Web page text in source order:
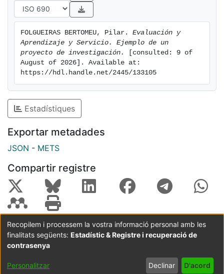
FOLGUEIRAS BERTOMEU, Pilar. Evaluación y
Aprendizaje y Servicio. Ejemplo de un
proyecto de investigación.
[consulted: 9 of
August of 2026]. Available at:
https://hdl.handle.net/2445/133105
Estadístiques
Exportar metadades
JSON - METS
Compartir registre
Coordinació:CRAI UB Avís legal
Metadades
subjectes a:
Configuració
de cookies
privadesa
Recopilem i processem la vostra informació personal amb les
finalitats següents: Estadístic & Registre i recuperació de
contrasenya
Personalitzar Declinar D'acord